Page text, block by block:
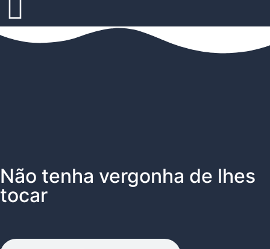
Não tenha vergonha de lhes
tocar